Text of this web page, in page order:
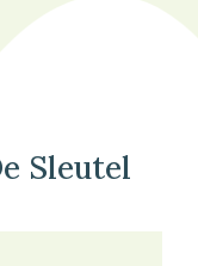
Sleutel